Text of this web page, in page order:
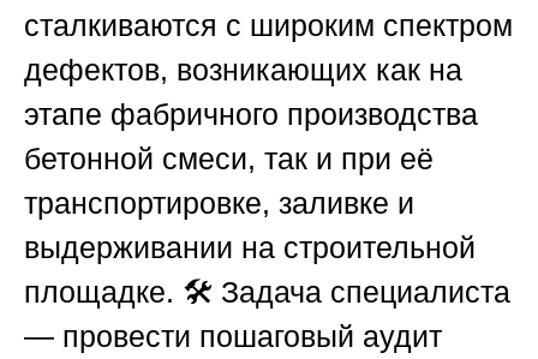
сталкиваются с широким спектром
дефектов, возникающих как на
этапе фабричного производства
бетонной смеси, так и при её
транспортировке, заливке и
выдерживании на строительной
площадке. 🛠️ Задача специалиста
— провести пошаговый аудит